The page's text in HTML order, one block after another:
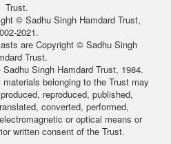
Trust.
© Sadhu Singh Hamdard Trust,
2021.
are Copyright © Sadhu Singh
Trust.
Singh Hamdard Trust, 1984.
belonging to the Trust may
reproduced, published,
converted, performed,
or optical means or
written consent of the Trust.